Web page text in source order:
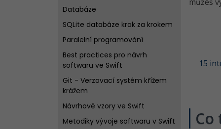
Databáze
SQLite databáze krok za krokem
Paralelní programování
Best practices pro návrh
softwaru ve Swift
Git - Verzovací systém křížem
krážem
Návrhové vzory ve Swift
Metodiky vývoje softwaru v Swift
15
Co